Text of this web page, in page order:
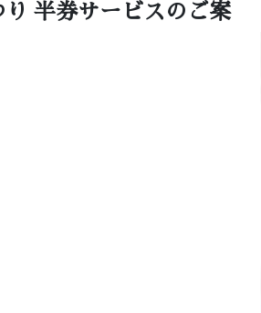
り 半券サービスのご案